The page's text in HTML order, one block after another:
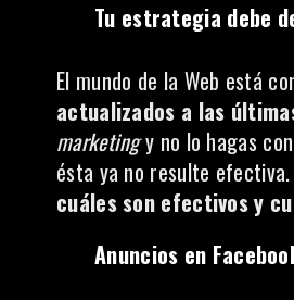
Tu estrategia debe
El mundo de la Web está
actualizados a las
marketingy no lo hagas
ésta ya no resulte
cuáles son efectivos y
Anuncios en